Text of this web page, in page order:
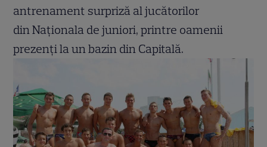
antrenament surpriză al jucătorilor
din Naționala de juniori, printre oamenii
prezenți la un bazin din Capitală.